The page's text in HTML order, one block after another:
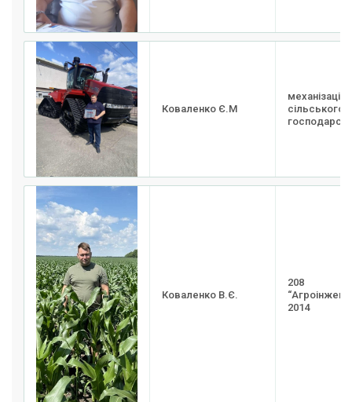
Коваленко Є.М
механізація
сільського
Коваленко В.Є.
208
2014